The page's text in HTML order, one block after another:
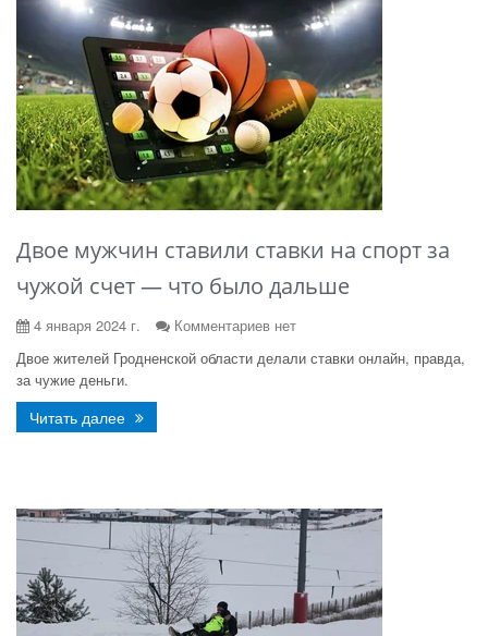
Двое мужчин ставили ставки на спорт за
чужой счет — что было дальше
4 января 2024 г.
Комментариев нет
Двое жителей Гродненской области делали ставки онлайн, правда,
за чужие деньги.
Читать далее